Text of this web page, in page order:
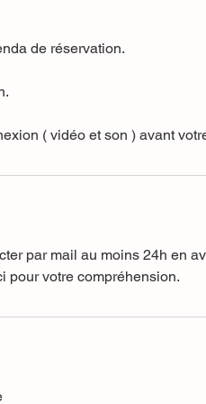
de réservation.
par mail au moins 24h en
pour votre compréhension.